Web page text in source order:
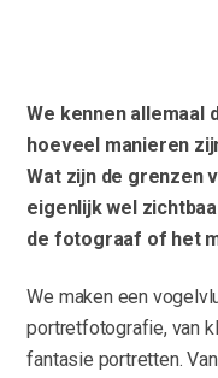
We kennen allemaal
hoeveel manieren
Wat zijn de grenzen
eigenlijk wel
de fotograaf of het
We maken een
portretfotografie, van
fantasie portretten.